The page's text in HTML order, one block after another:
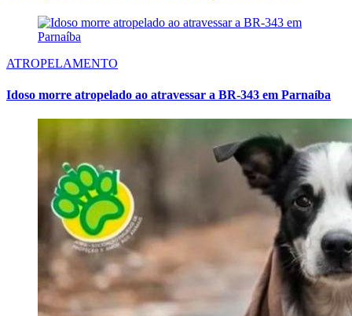
ATROPELAMENTO
Idoso morre atropelado ao atravessar a BR-343 em Parnaíba